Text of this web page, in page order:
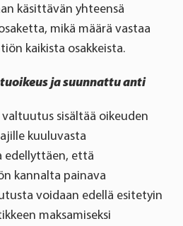
käsittävän yhteensä
mikä määrä vastaa
kaikista osakkeista.
ja suunnattu anti
sisältää oikeuden
kuuluvasta
edellyttäen, että
kannalta painava
voidaan edellä esitetyin
maksamiseksi